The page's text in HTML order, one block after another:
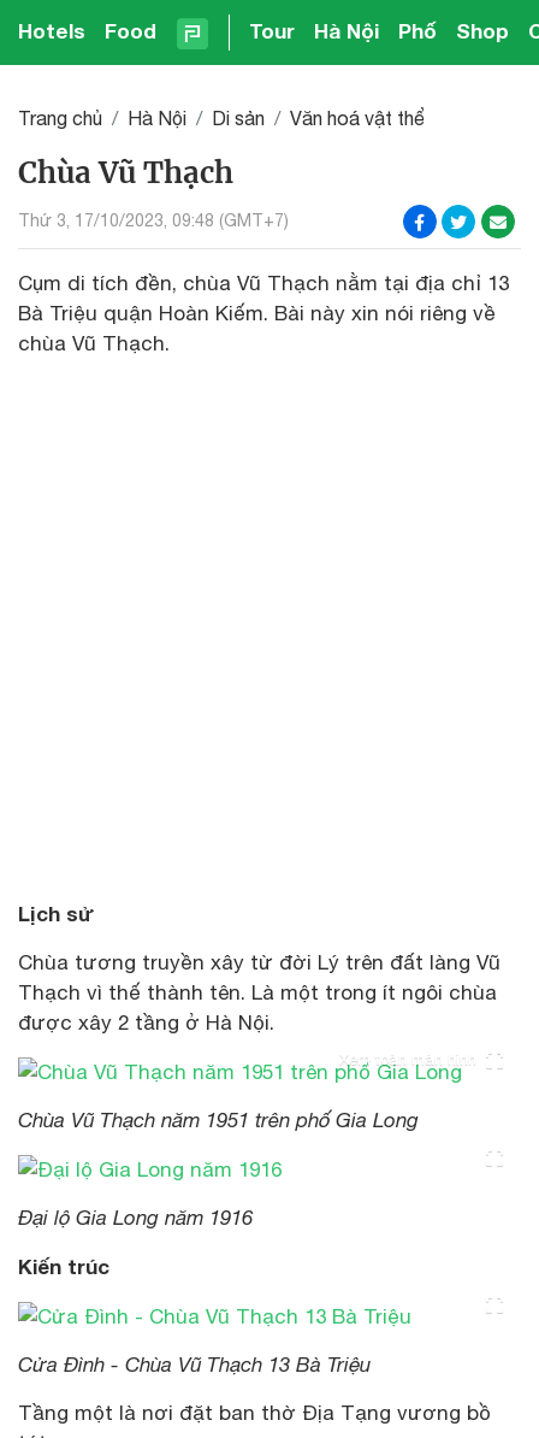
Hotels Food Tour Hà Nội Phố Shop
Trang chủ Hà Nội Di sản Văn hoá vật thể
Chùa Vũ Thạch
Thứ 3, 17/10/2023, 09:48 (GMT+7)
Cụm di tích đền, chùa Vũ Thạch nằm tại địa chỉ 13
Bà Triệu quận Hoàn Kiếm. Bài này xin nói riêng về
chùa Vũ Thạch.
Lịch sử
Chùa tương truyền xây từ đời Lý trên đất làng Vũ
Thạch vì thế thành tên. Là một trong ít ngôi chùa
được xây 2 tầng ở Hà Nội.
Xem toàn màn hình
Chùa Vũ Thạch năm 1951 trên phố Gia Long
Đại lộ Gia Long năm 1916
Kiến trúc
Cửa Đình - Chùa Vũ Thạch 13 Bà Triệu
Tầng một là nơi đặt ban thờ Địa Tạng vương bồ